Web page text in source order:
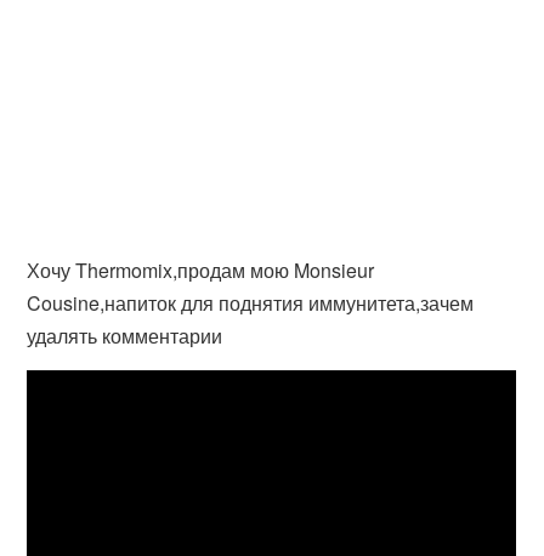
Хочу Thermomix,продам мою Monsieur
Cousine,напиток для поднятия иммунитета,зачем
удалять комментарии